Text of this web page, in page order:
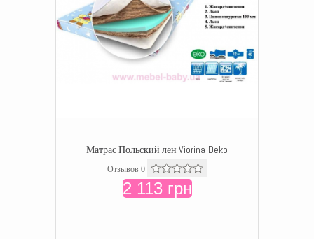
Матрас Польский лен Viorina-Deko
Отзывов 0
2 113 грн